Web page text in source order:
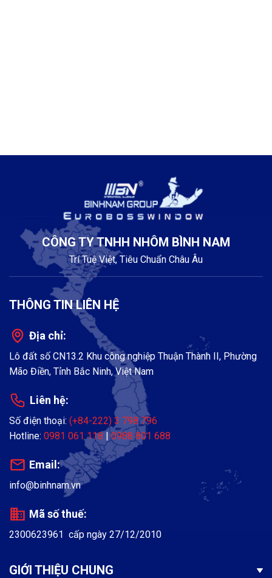
CÔNG TY TNHH NHÔM BÌNH NAM
Trí Tuệ Việt, Tiêu Chuẩn Châu Âu
THÔNG TIN LIÊN HỆ
Địa chỉ:
Lô đất số CN13.2 Khu công nghiệp Thuận Thành II, Phường
Mão Điền, Tỉnh Bắc Ninh, Việt Nam
Liên hệ:
Số điện thoại: (+84-222) 3 798 796
Hotline: 0981 061 118 |0988 801 688
Email:
info@binhnam.vn
Mã số thuế:
2300623961 cấp ngày 27/12/2010
GIỚI THIỆU CHUNG